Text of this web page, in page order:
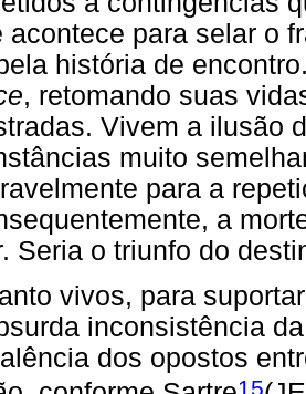
acontece para selar o
história de
, retomando suas
Vivem a ilusão
muito
para a
a
Seria o triunfo do
vivos, para
inconsistência
dos opostos
15